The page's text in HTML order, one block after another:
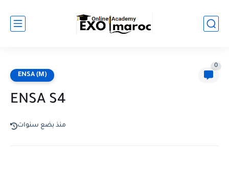
ENSA (M)
0
ENSA S4
منذ بضع سنوات